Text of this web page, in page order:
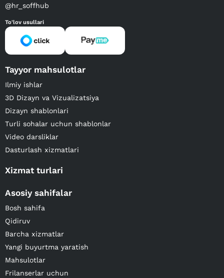
@hr_soffhub
To'lov usullari
Tayyor mahsulotlar
Ilmiy ishlar
3D Dizayn va Vizualizatsiya
Dizayn shablonlari
Turli sohalar uchun shablonlar
Video darsliklar
Dasturlash xizmatlari
Xizmat turlari
Asosiy sahifalar
Bosh sahifa
Qidiruv
Barcha xizmatlar
Yangi buyurtma yaratish
Mahsulotlar
Frilanserlar uchun